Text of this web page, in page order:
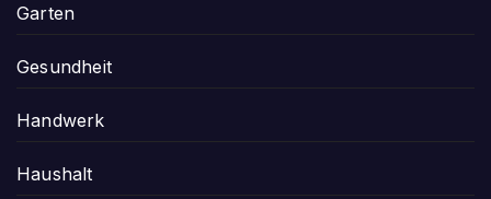
Garten
Gesundheit
Handwerk
Haushalt